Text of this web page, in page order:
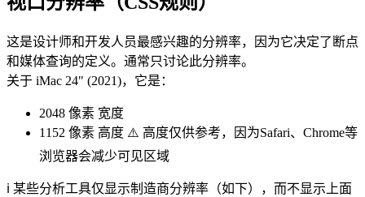
这是设计师和开发人员最感兴趣的分辨率，因为它决定了断点
和媒体查询的定义。通常只讨论此分辨率。
关于 iMac 24" (2021)，它是：
2048 像素 宽度
1152 像素 高度 ⚠️ 高度仅供参考，因为Safari、Chrome等
浏览器会减少可见区域
ℹ️ 某些分析工具仅显示制造商分辨率（如下），而不显示上面